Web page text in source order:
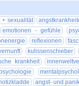
+ sexualität
emotionen - gefühle
reflexionen
kulissenschieber
krankheit
angst- und